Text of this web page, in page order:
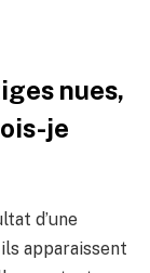
nues,
je
d’une
apparaissent